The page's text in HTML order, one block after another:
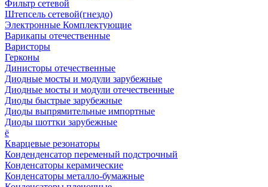
Фильтр сетевой
Штепсель сетевой(гнездо)
Электронные Комплектующие
Варикапы отечественные
Варисторы
Герконы
Динисторы отечественные
Диодные мосты и модули зарубежные
Диодные мосты и модули отечественные
Диоды быстрые зарубежные
Диоды выпрямительные импортные
Диоды шоттки зарубежные
ё
Кварцевые резонаторы
Конденденсатор переменый подстрочный
Конденсаторы керамические
Конденсаторы металло-бумажные